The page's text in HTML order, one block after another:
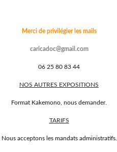
Merci de privilégier les mails
caricadoc@gmail.com
06 25 80 83 44
NOS AUTRES EXPOSITIONS
Format Kakemono, nous demander.
TARIFS
Nous acceptons les mandats administratifs.